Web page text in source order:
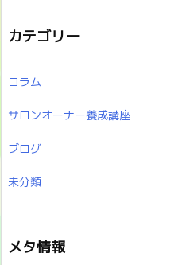
カテゴリー
コラム
サロンオーナー養成講座
ブログ
未分類
メタ情報